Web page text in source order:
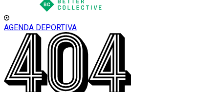
AGENDA DEPORTIVA